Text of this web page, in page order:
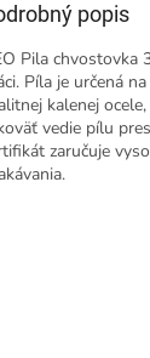
popis
Pila chvostovka
Píla je určená
kalenej
vedie pílu
zaručuje